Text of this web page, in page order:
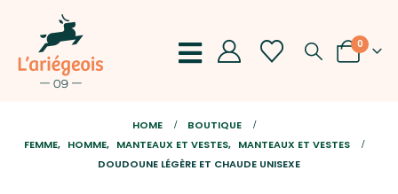
0
HOME
BOUTIQUE
FEMME, HOMME, MANTEAUX ET VESTES, MANTEAUX ET VESTES
DOUDOUNE LÉGÈRE ET CHAUDE UNISEXE